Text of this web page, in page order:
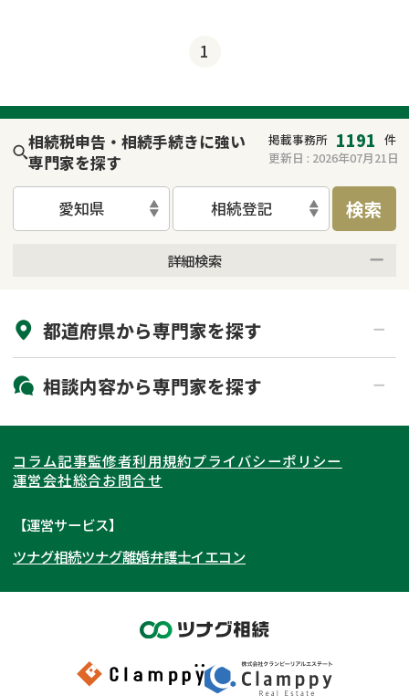
1
相続税申告・相続手続きに強い
専門家を探す
掲載事務所 1191 件
更新日 : 2026年07月21日
愛知県 相続登記 検索
詳細検索
初回相談無料
土日祝の相談可能
都道府県から専門家を探す
北海道・東北
北海道 青森県
岩手県 宮城県
秋田県
福島県
関東
東京都 神奈川県
埼玉県
茨城県 群馬県
東海
愛知県
岐阜県 山梨県
関西
大阪府 京都府
奈良県
和歌山県
北陸・甲信越
石川県
富山県
岡山県
九州・沖縄
相談内容から専門家を探す
相続登記
遺産分割
相続手続き
家族信託
成年後見・任意後見
相続財産調査
不動産評価(相続不動産)
相続トラブル
コラム記事監修者利用規約プライバシーポリシー
運営会社総合お問合せ
【運営サービス】
ツナグ相続ツナグ離婚弁護士イエコン